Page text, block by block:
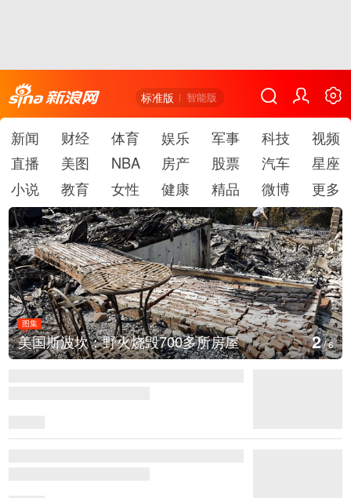
标准版 智能版
新闻 财经 体育 娱乐 军事 科技
视频
直播
美图 NBA 房产 股票 汽车
星座
小说
教育 女性 健康 精品 微博 更多
多所房屋
图集
叙利亚：大马士革发生
3/6